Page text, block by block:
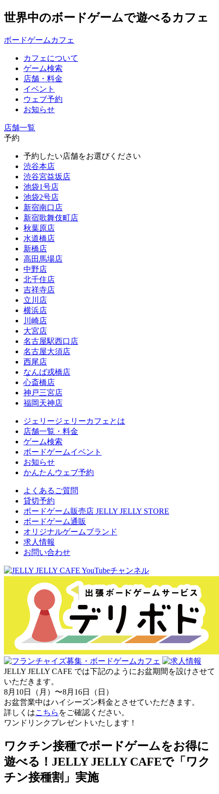
世界中のボードゲームで遊べるカフェ
ボードゲームカフェ
カフェについて
ゲーム検索
店舗・料金
イベント
ウェブ予約
お知らせ
店舗一覧
予約
予約したい店舗をお選びください
渋谷本店
渋谷宮益坂店
池袋1号店
池袋2号店
新宿南口店
新宿歌舞伎町店
秋葉原店
水道橋店
新橋店
高田馬場店
中野店
北千住店
吉祥寺店
立川店
横浜店
川崎店
大宮店
名古屋駅西口店
名古屋大須店
西尾店
なんば戎橋店
心斎橋店
神戸三宮店
福岡天神店
ジェリージェリーカフェとは
店舗一覧・料金
ゲーム検索
ボードゲームイベント
お知らせ
かんたんウェブ予約
よくあるご質問
貸切予約
ボードゲーム販売店 JELLY JELLY STORE
ボードゲーム通販
オリジナルゲームブランド
求人情報
お問い合わせ
JELLY JELLY CAFE では下記のようにお盆期間を設けさせて
いただきます。
8月10日（月）〜8月16日（日）
お盆営業中はハイシーズン料金とさせていただきます。
詳しくはこちら をご確認ください。
ワンドリンクプレゼントいたします！
ワクチン接種でボードゲームをお得に
遊べる！JELLY JELLY CAFEで「ワク
チン接種割」実施